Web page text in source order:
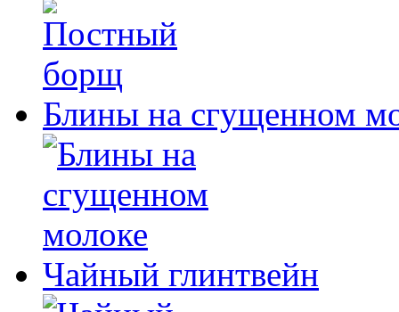
Блины на сгущенном
Чайный глинтвейн